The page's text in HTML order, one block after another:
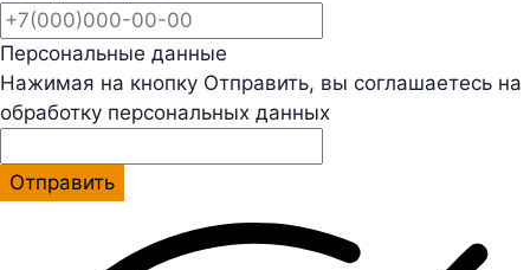
Персональные данные
Нажимая на кнопку Отправить, вы соглашаетесь на
обработку персональных данных
Отправить